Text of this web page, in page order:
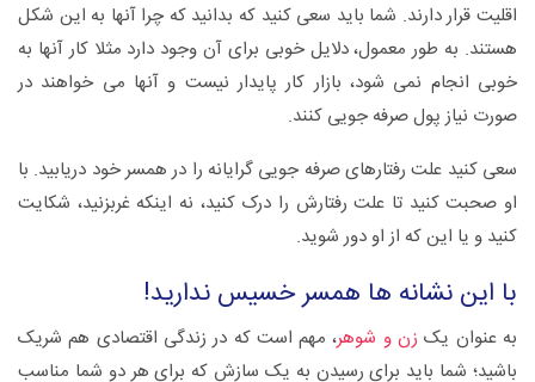
اقلیت قرار دارند. شما باید سعی کنید که بدانید که چرا آنها به این شکل
هستند. به طور معمول، دلایل خوبی برای آن وجود دارد مثلا کار آنها به
خوبی انجام نمی شود، بازار کار پایدار نیست و آنها می خواهند در
صورت نیاز پول صرفه جویی کنند.
سعی کنید علت رفتارهای صرفه جویی گرایانه را در همسر خود دریابید. با
او صحبت کنید تا علت رفتارش را درک کنید، نه اینکه غربزنید، شکایت
کنید و یا این که از او دور شوید.
با این نشانه ها همسر خسیس ندارید!
به عنوان یک زن و شوهر، مهم است که در زندگی اقتصادی هم شریک
باشید؛ شما باید برای رسیدن به یک سازش که برای هر دو شما مناسب